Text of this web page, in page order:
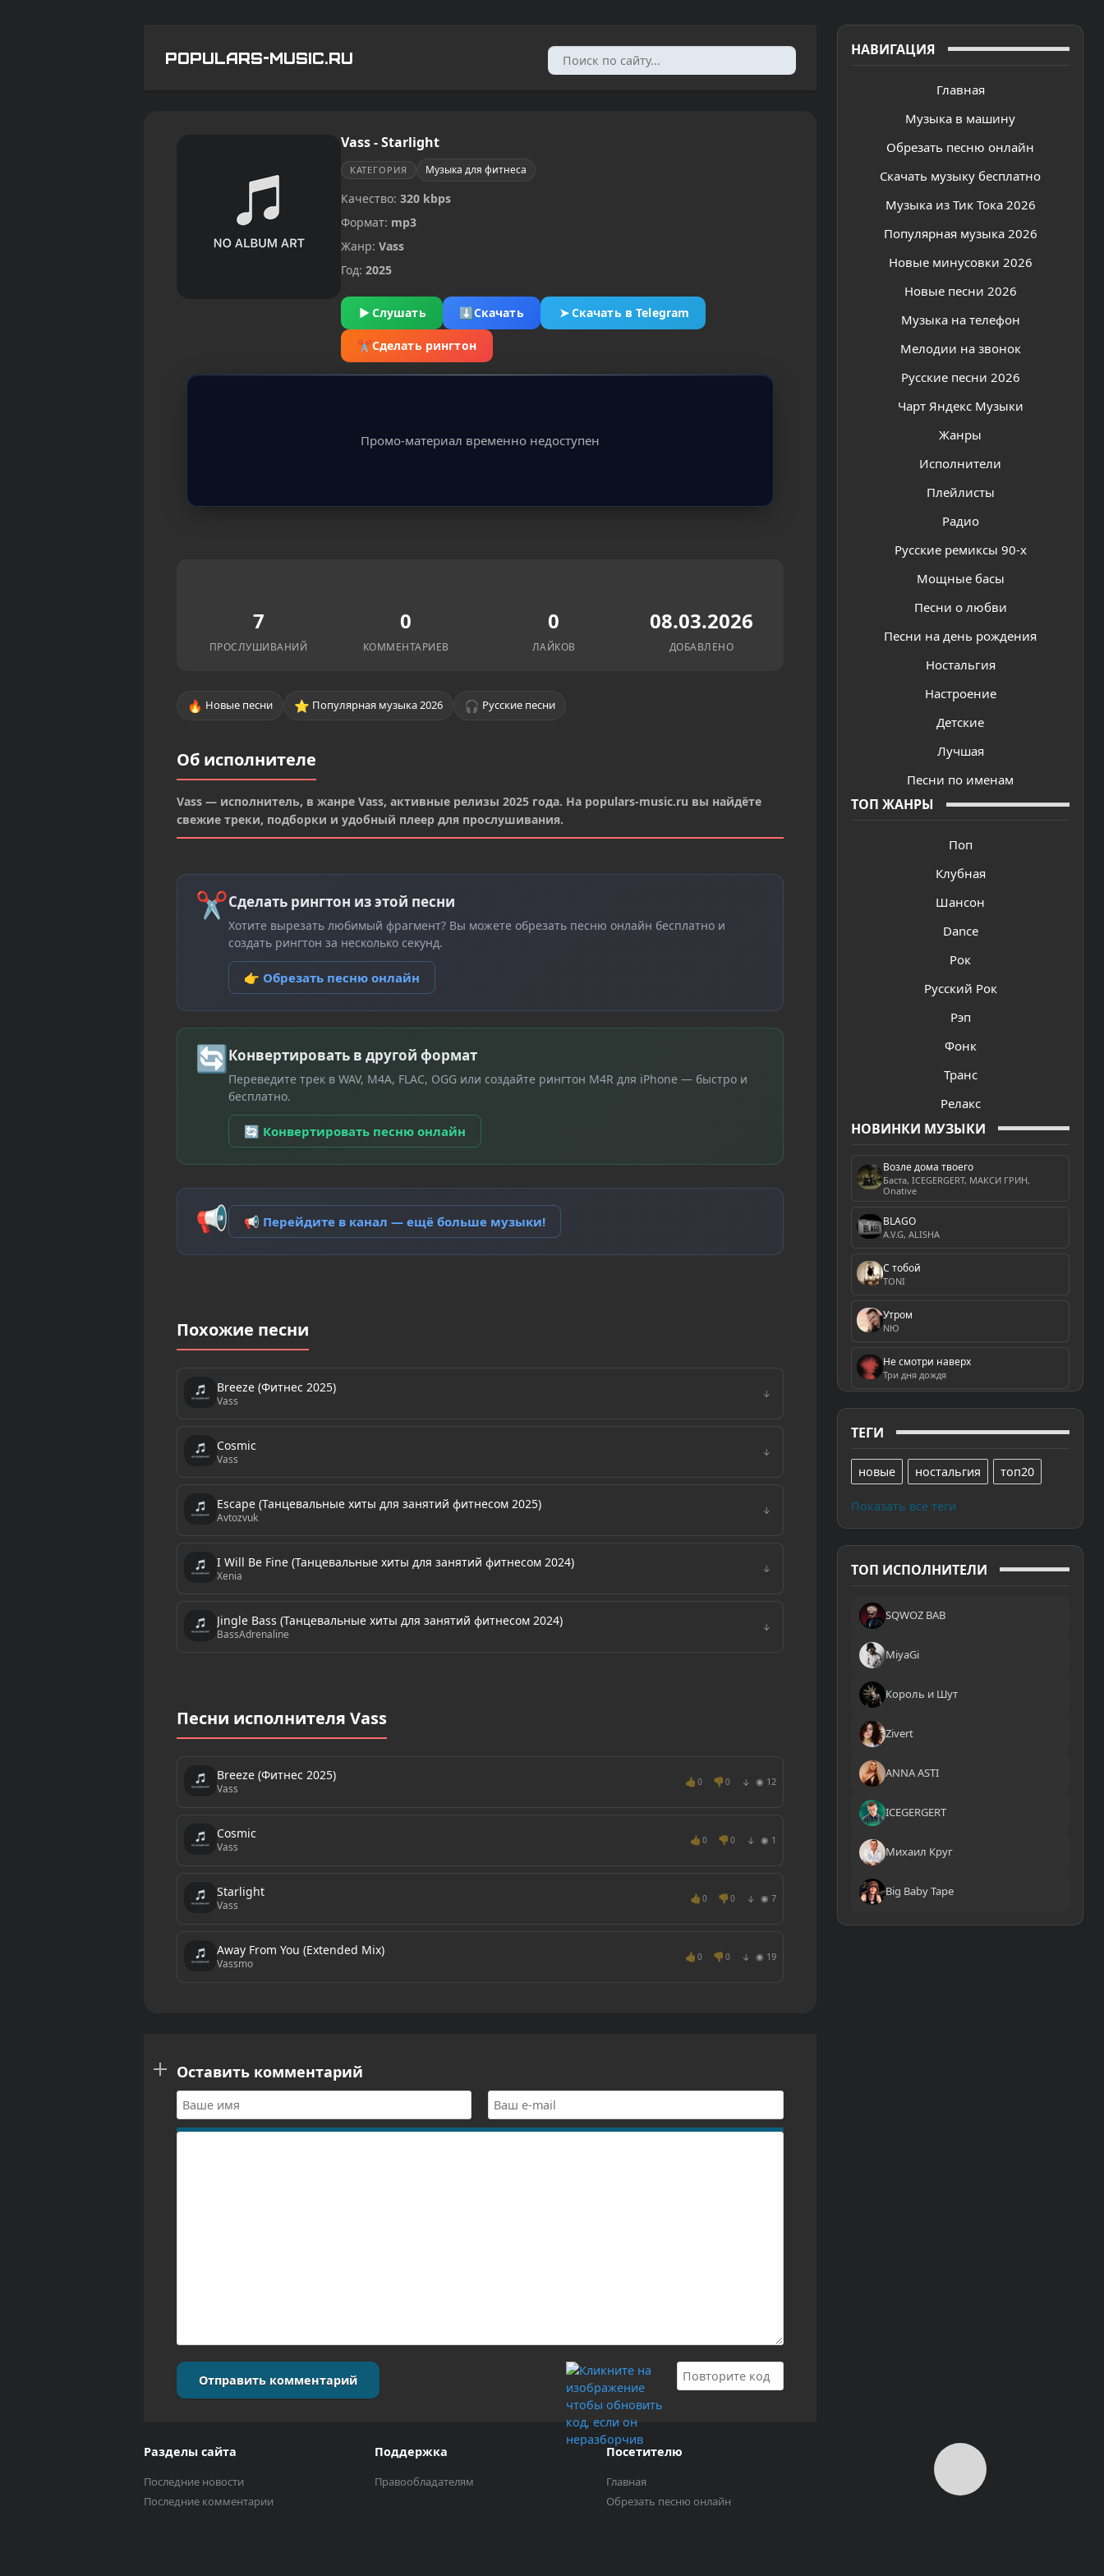
POPULARS-MUSIC.RU НАВИГАЦИЯ
Главная
Музыка в машину
Обрезать песню онлайн
Скачать музыку бесплатно
Музыка из Тик Тока 2026
Популярная музыка 2026
Новые минусовки 2026
Новые песни 2026
Музыка на телефон
Мелодии на звонок
Русские песни 2026
Чарт Яндекс Музыки
Жанры
Исполнители
Плейлисты
Радио
Русские ремиксы 90-х
Мощные басы
Песни о любви
Песни на день рождения
Ностальгия
Настроение
Детские
Лучшая
Песни по именам
ТОП ЖАНРЫ
Поп
Клубная
Шансон
Dance
Рок
Русский Рок
Рэп
Фонк
Транс
Релакс
НОВИНКИ МУЗЫКИ
Возле дома твоего
Баста, ICEGERGERT, МАКСИ ГРИН,
Onative
BLAGO
A.V.G, ALISHA
С тобой
TONI
Утром
NЮ
Не смотри наверх
Три дня дождя
ТЕГИ
новые ностальгия топ20
Показать все теги
ТОП ИСПОЛНИТЕЛИ
SQWOZ BAB
MiyaGi
Король и Шут
Zivert
ANNA ASTI
ICEGERGERT
Михаил Круг
Big Baby Tape
Vass - Starlight
КАТЕГОРИЯ Музыка для фитнеса
Качество: 320 kbps
Формат: mp3
Жанр: Vass
Год: 2025
▶ Слушать ⬇Скачать ➤Скачать в Telegram
✂Сделать рингтон
Промо-материал временно недоступен
7
ПРОСЛУШИВАНИЙ
0
КОММЕНТАРИЕВ
0
ЛАЙКОВ
08.03.2026
ДОБАВЛЕНО
🔥 Новые песни ⭐ Популярная музыка 2026 🎧 Русские песни
Об исполнителе
Vass — исполнитель, в жанре Vass, активные релизы 2025 года. На populars-music.ru вы найдёте
свежие треки, подборки и удобный плеер для прослушивания.
✂Сделать рингтон из этой песни
Хотите вырезать любимый фрагмент? Вы можете обрезать песню онлайн бесплатно и
создать рингтон за несколько секунд.
👉 Обрезать песню онлайн
🔄Конвертировать в другой формат
Переведите трек в WAV, M4A, FLAC, OGG или создайте рингтон M4R для iPhone — быстро и
бесплатно.
🔄 Конвертировать песню онлайн
📢 📢 Перейдите в канал — ещё больше музыки!
Похожие песни
Breeze (Фитнес 2025)
Vass ↓
Cosmic
Vass ↓
Escape (Танцевальные хиты для занятий фитнесом 2025)
Avtozvuk ↓
I Will Be Fine (Танцевальные хиты для занятий фитнесом 2024)
Xenia ↓
Jingle Bass (Танцевальные хиты для занятий фитнесом 2024)
BassAdrenaline ↓
Песни исполнителя Vass
Breeze (Фитнес 2025)
Vass
👍 0 👎 0 ↓ ◉ 12
Cosmic
Vass
👍 0 👎 0 ↓ ◉ 1
Starlight
Vass
👍 0 👎 0 ↓ ◉ 7
Away From You (Extended Mix)
Vassmo
👍 0 👎 0 ↓ ◉ 19
Оставить комментарий
Отправить комментарий
Разделы сайта
Последние новости
Последние комментарии
Поддержка
Правообладателям
Посетителю
Главная
Обрезать песню онлайн